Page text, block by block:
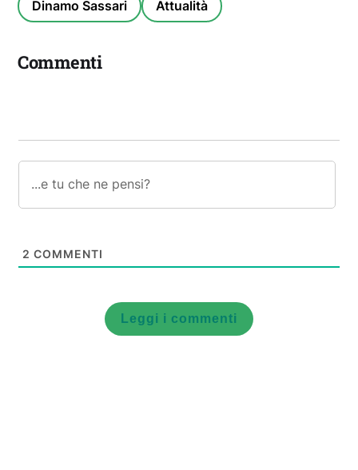
Dinamo Sassari Attualità
Commenti
2 COMMENTI
Leggi i commenti